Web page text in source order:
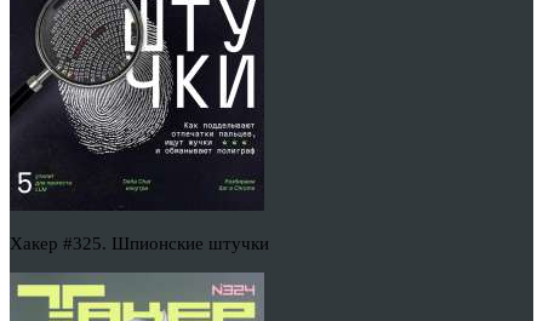
Хакер #325. Шпионские штучки